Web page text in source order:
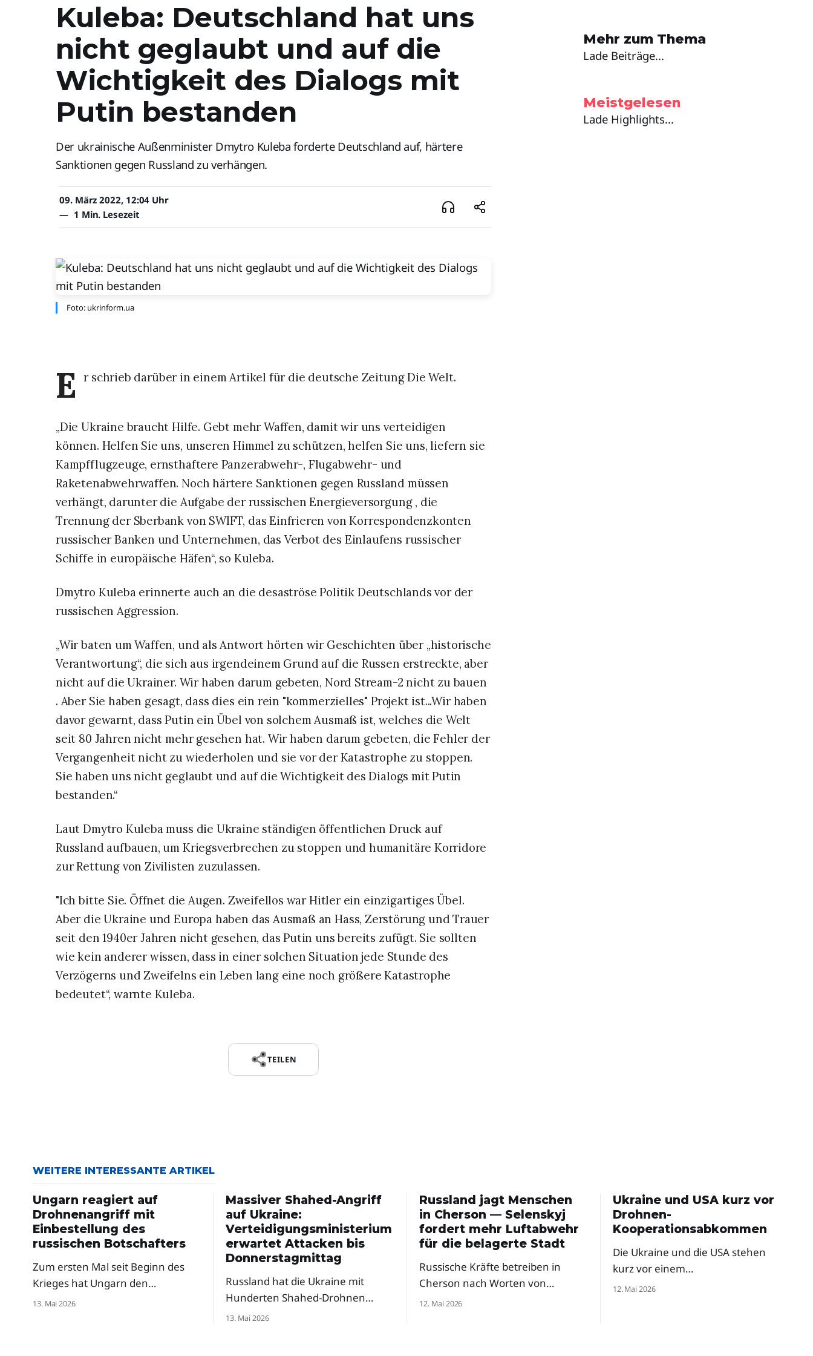
Mehr zum Thema
Lade Beiträge...
Meistgelesen
Lade Highlights...
Kuleba: Deutschland hat uns
nicht geglaubt und auf die
Wichtigkeit des Dialogs mit
Putin bestanden
Der ukrainische Außenminister Dmytro Kuleba forderte Deutschland auf, härtere
Sanktionen gegen Russland zu verhängen.
09. März 2022, 12:04 Uhr
— 1 Min. Lesezeit
Foto: ukrinform.ua
E r schrieb darüber in einem Artikel für die deutsche Zeitung Die Welt.
„Die Ukraine braucht Hilfe. Gebt mehr Waffen, damit wir uns verteidigen
können. Helfen Sie uns, unseren Himmel zu schützen, helfen Sie uns, liefern sie
Kampfflugzeuge, ernsthaftere Panzerabwehr-, Flugabwehr- und
Raketenabwehrwaffen. Noch härtere Sanktionen gegen Russland müssen
verhängt, darunter die Aufgabe der russischen Energieversorgung , die
Trennung der Sberbank von SWIFT, das Einfrieren von Korrespondenzkonten
russischer Banken und Unternehmen, das Verbot des Einlaufens russischer
Schiffe in europäische Häfen“, so Kuleba.
Dmytro Kuleba erinnerte auch an die desaströse Politik Deutschlands vor der
russischen Aggression.
„Wir baten um Waffen, und als Antwort hörten wir Geschichten über „historische
Verantwortung“, die sich aus irgendeinem Grund auf die Russen erstreckte, aber
nicht auf die Ukrainer. Wir haben darum gebeten, Nord Stream-2 nicht zu bauen
. Aber Sie haben gesagt, dass dies ein rein "kommerzielles" Projekt ist...Wir haben
davor gewarnt, dass Putin ein Übel von solchem ​​Ausmaß ist, welches die Welt
seit 80 Jahren nicht mehr gesehen hat. Wir haben darum gebeten, die Fehler der
Vergangenheit nicht zu wiederholen und sie vor der Katastrophe zu stoppen.
Sie haben uns nicht geglaubt und auf die Wichtigkeit des Dialogs mit Putin
bestanden.“
Laut Dmytro Kuleba muss die Ukraine ständigen öffentlichen Druck auf
Russland aufbauen, um Kriegsverbrechen zu stoppen und humanitäre Korridore
zur Rettung von Zivilisten zuzulassen.
"Ich bitte Sie. Öffnet die Augen. Zweifellos war Hitler ein einzigartiges Übel.
Aber die Ukraine und Europa haben das Ausmaß an Hass, Zerstörung und Trauer
seit den 1940er Jahren nicht gesehen, das Putin uns bereits zufügt. Sie sollten
wie kein anderer wissen, dass in einer solchen Situation jede Stunde des
Verzögerns und Zweifelns ein Leben lang eine noch größere Katastrophe
bedeutet“, warnte Kuleba.
TEILEN
WEITERE INTERESSANTE ARTIKEL
Ungarn reagiert auf
Drohnenangriff mit
Einbestellung des
russischen Botschafters
Zum ersten Mal seit Beginn des
Krieges hat Ungarn den
russischen Botschafter einbestellt
13. Mai 2026
Massiver Shahed-Angriff
auf Ukraine:
Verteidigungsministerium
erwartet Attacken bis
Donnerstagmittag
Russland hat die Ukraine mit
Hunderten Shahed-Drohnen
attackiert – und ein Ende ist nicht
13. Mai 2026
Russland jagt Menschen
in Cherson — Selenskyj
fordert mehr Luftabwehr
für die belagerte Stadt
Russische Kräfte betreiben in
Cherson nach Worten von
Präsident Selenskyj eine
12. Mai 2026
Ukraine und USA kurz vor
Drohnen-
Kooperationsabkommen
Die Ukraine und die USA stehen
kurz vor einem
Rüstungsabkommen zur
12. Mai 2026